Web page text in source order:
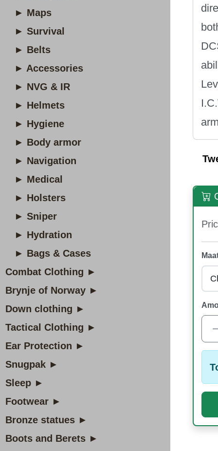
► Maps
► Survival
► Belts
► Accessories
► NVG & IR
► Helmets
► Hygiene
► Body armor
► Navigation
► Medical
► Holsters
► Sniper
► Hydration
► Bags & Cases
Combat Clothing ►
Brynje of Norway ►
Down clothing ►
Tactical Clothing ►
Ear Protection ►
Snugpak ►
Sleep ►
Footwear ►
Bronze statues ►
Boots and Berets ►